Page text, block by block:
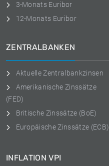
3-Monats Euribor
12-Monats Euribor
ZENTRALBANKEN
Aktuelle Zentralbankzinsen
Amerikanische Zinssätze
(FED)
Britische Zinssätze (BoE)
Europäische Zinssätze (ECB)
INFLATION VPI